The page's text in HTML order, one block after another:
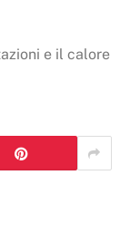
e il calore